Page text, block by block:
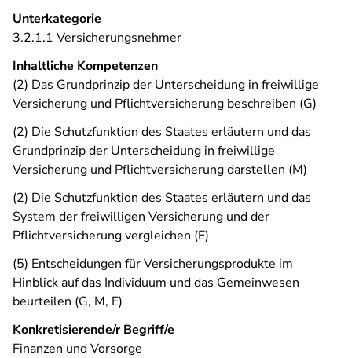
Unterkategorie
3.2.1.1 Versicherungsnehmer
Inhaltliche Kompetenzen
(2) Das Grundprinzip der Unterscheidung in freiwillige
Versicherung und Pflichtversicherung beschreiben (G)
(2) Die Schutzfunktion des Staates erläutern und das
Grundprinzip der Unterscheidung in freiwillige
Versicherung und Pflichtversicherung darstellen (M)
(2) Die Schutzfunktion des Staates erläutern und das
System der freiwilligen Versicherung und der
Pflichtversicherung vergleichen (E)
(5) Entscheidungen für Versicherungsprodukte im
Hinblick auf das Individuum und das Gemeinwesen
beurteilen (G, M, E)
Konkretisierende/r Begriff/e
Finanzen und Vorsorge